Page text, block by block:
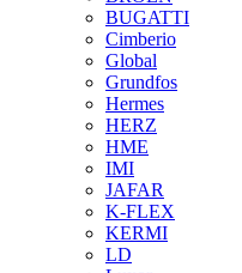
BUGATTI
Cimberio
Global
Grundfos
Hermes
HERZ
HME
IMI
JAFAR
K-FLEX
KERMI
LD